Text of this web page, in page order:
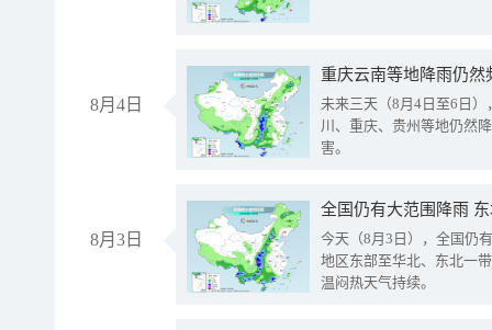
8月4日
重庆云南等地降雨仍然
未来三天（8月4日至6日
川、重庆、贵州等地仍然
害。
8月3日
全国仍有大范围降雨
今天（8月3日），全国仍
地区东部至华北、东北一
温闷热天气持续。